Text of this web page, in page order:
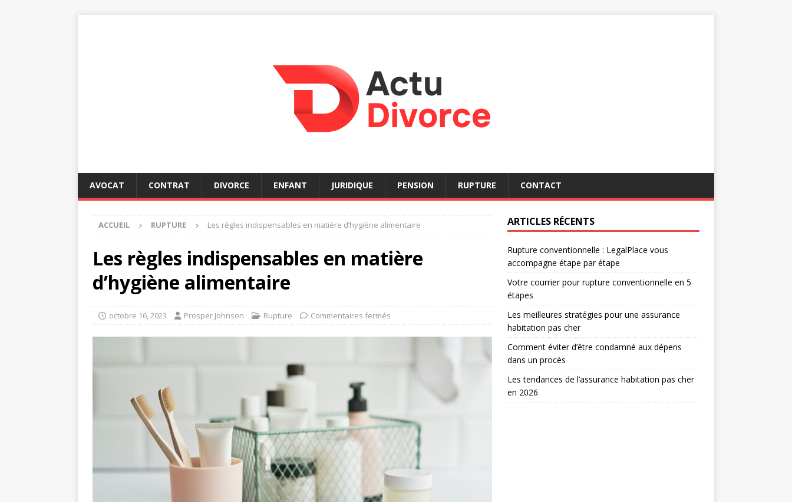
AVOCAT CONTRAT DIVORCE ENFANT JURIDIQUE PENSION RUPTURE CONTACT
ACCUEIL RUPTURE Les règles indispensables en matière d’hygiène alimentaire
Les règles indispensables en matière
d’hygiène alimentaire
octobre 16, 2023 Prosper Johnson Rupture Commentaires fermés
ARTICLES RÉCENTS
Rupture conventionnelle : LegalPlace vous
accompagne étape par étape
Votre courrier pour rupture conventionnelle en 5
étapes
Les meilleures stratégies pour une assurance
habitation pas cher
Comment éviter d’être condamné aux dépens
dans un procès
Les tendances de l’assurance habitation pas cher
en 2026